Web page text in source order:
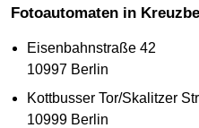
Fotoautomaten in
Eisenbahnstraße 42
10997 Berlin
Kottbusser Tor/Skalitzer
10999 Berlin